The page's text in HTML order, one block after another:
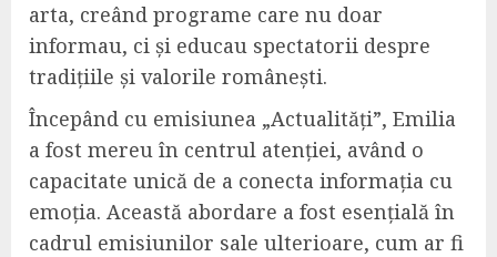
arta, creând programe care nu doar
informau, ci și educau spectatorii despre
tradițiile și valorile românești.
Începând cu emisiunea „Actualități”, Emilia
a fost mereu în centrul atenției, având o
capacitate unică de a conecta informația cu
emoția. Această abordare a fost esențială în
cadrul emisiunilor sale ulterioare, cum ar fi